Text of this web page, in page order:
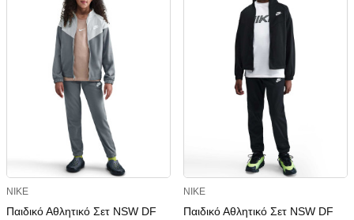
NIKE
Παιδικό Αθλητικό Σετ NSW DF
NIKE
Παιδικό Αθλητικό Σετ NSW DF